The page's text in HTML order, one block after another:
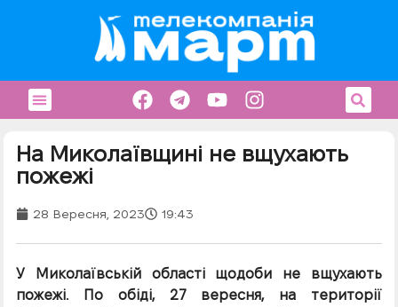
На Миколаївщині не вщухають
пожежі
28 Вересня, 2023 19:43
У Миколаївській області щодоби не вщухають
пожежі. По обіді, 27 вересня, на території